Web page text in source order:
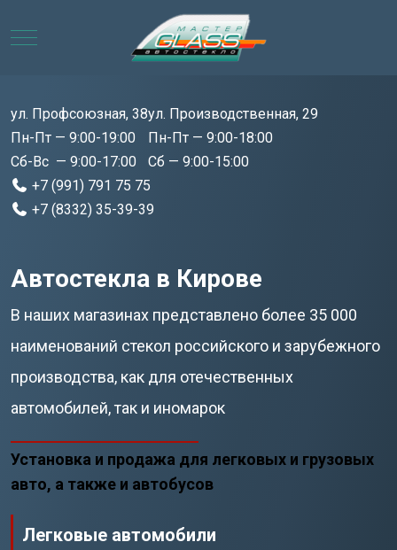
Mobile Menu Toggle
ул. Профсоюзная, 38
Пн-Пт — 9:00-19:00
Сб-Вс — 9:00-17:00
ул. Производственная, 29
Пн-Пт — 9:00-18:00
Сб — 9:00-15:00
+7 (991) 791 75 75
+7 (8332) 35-39-39
Автостекла в Кирове
В наших магазинах представлено более 35 000
наименований стекол российского и зарубежного
производства, как для отечественных
автомобилей, так и иномарок
Установка и продажа для легковых и грузовых
авто, а также и автобусов
Легковые автомобили